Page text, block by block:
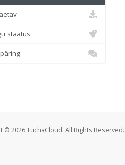
staatus
© 2026 TuchaCloud. All Rights Reserved.